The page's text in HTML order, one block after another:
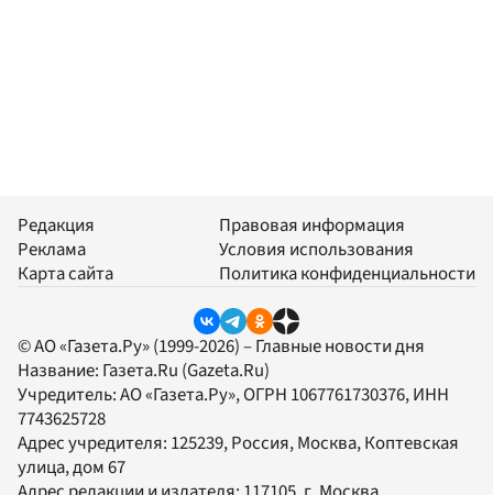
Редакция
Реклама
Карта сайта
Правовая информация
Условия использования
Политика конфиденциальности
© АО «Газета.Ру» (1999-2026) – Главные новости дня
Название: Газета.Ru (Gazeta.Ru)
Учредитель:АО «Газета.Ру», ОГРН 1067761730376, ИНН
7743625728
Адрес учредителя: 125239, Россия, Москва, Коптевская
улица, дом 67